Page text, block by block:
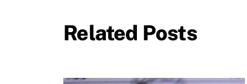
Related Posts